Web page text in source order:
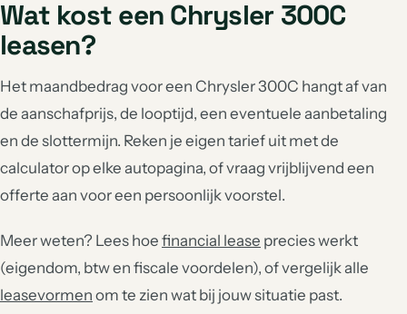
Wat kost een Chrysler 300C
leasen?
Het maandbedrag voor een Chrysler 300C hangt af van
de aanschafprijs, de looptijd, een eventuele aanbetaling
en de slottermijn. Reken je eigen tarief uit met de
calculator op elke autopagina, of vraag vrijblijvend een
offerte aan voor een persoonlijk voorstel.
Meer weten? Lees hoe financial lease precies werkt
(eigendom, btw en fiscale voordelen), of vergelijk alle
leasevormen om te zien wat bij jouw situatie past.